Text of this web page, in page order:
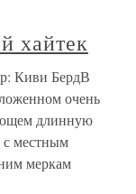
хайтек
Киви БердВ
очень
длинную
с местным
меркам